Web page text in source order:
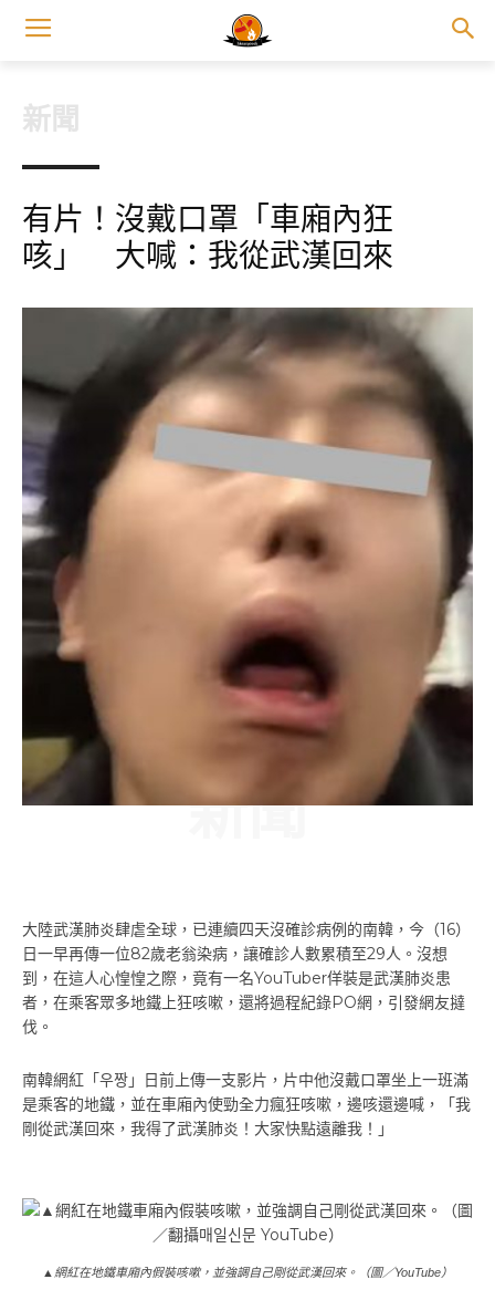
新聞
有片！沒戴口罩「車廂內狂
咳」 大喊：我從武漢回來
新聞
I
n
c
r
e
s
e
f
t
s
大陸武漢肺炎肆虐全球，已連續四天沒確診病例的南韓，今（16）
日一早再傳一位82歲老翁染病，讓確診人數累積至29人。沒想
到，在這人心惶惶之際，竟有一名YouTuber佯裝是武漢肺炎患
者，在乘客眾多地鐵上狂咳嗽，還將過程紀錄PO網，引發網友撻
伐。
南韓網紅「우짱」日前上傳一支影片，片中他沒戴口罩坐上一班滿
是乘客的地鐵，並在車廂內使勁全力瘋狂咳嗽，邊咳還邊喊，「我
剛從武漢回來，我得了武漢肺炎！大家快點遠離我！」
▲網紅在地鐵車廂內假裝咳嗽，並強調自己剛從武漢回來。（圖／YouTube）